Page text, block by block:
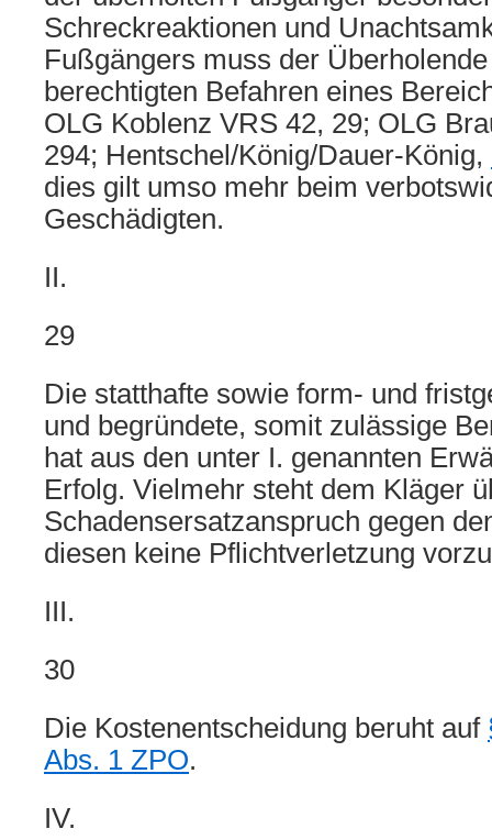
Schreckreaktionen und
Fußgängers muss der
berechtigten Befahren eines
OLG Koblenz VRS 42, 29; OLG
294; Hentschel/König/Dauer-König,
dies gilt umso mehr beim
Geschädigten.
II.
29
Die statthafte sowie form- und
und begründete, somit zulässige
hat aus den unter I. genannten
Erfolg. Vielmehr steht dem Kläger
Schadensersatzanspruch gegen
diesen keine Pflichtverletzung
III.
30
Die Kostenentscheidung beruht auf
Abs. 1 ZPO.
IV.